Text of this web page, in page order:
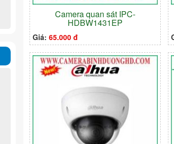
Camera quan sát IPC-
HDBW1431EP
Giá: 65.000 đ